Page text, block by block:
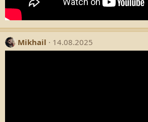
Mikhail 14.08.2025